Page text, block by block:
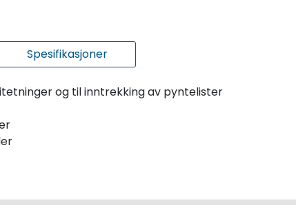
Spesifikasjoner
og til inntrekking av pyntelister